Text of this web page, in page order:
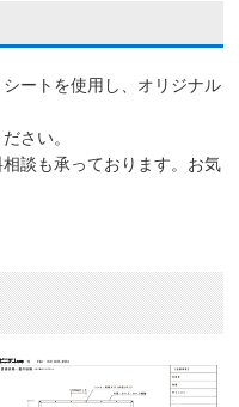
ートを使用し、オリジナル
さい。
談も承っております。お気